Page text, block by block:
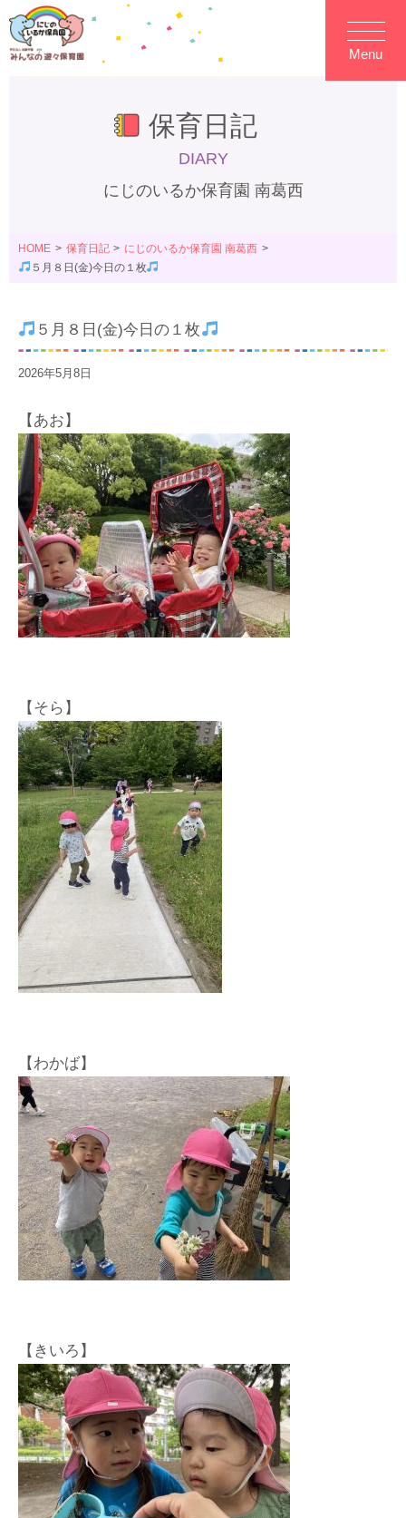
Menu
保育日記
DIARY
にじのいるか保育園 南葛西
HOME 保育日記
にじのいるか保育園 南葛西
５月８日(金)今日の１枚
５月８日(金)今日の１枚
2026年5月8日
【あお】
【そら】
【わかば】
【きいろ】